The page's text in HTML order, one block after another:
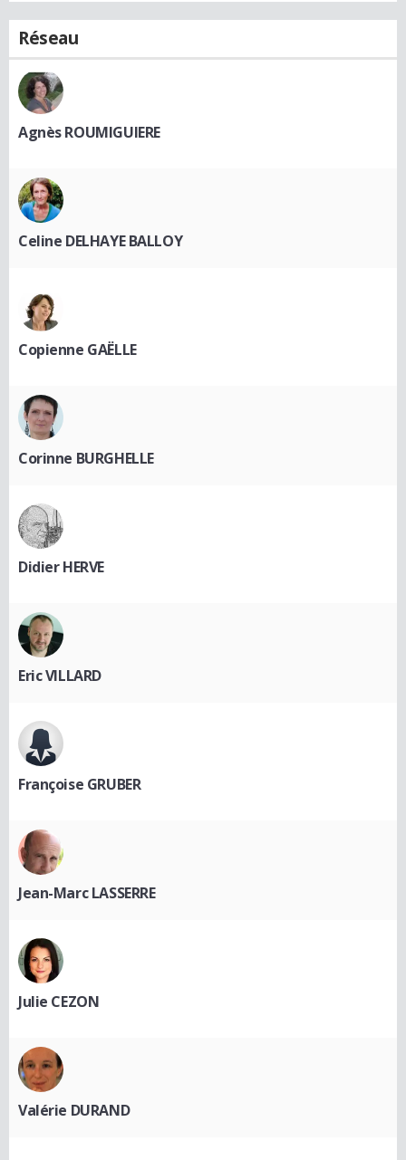
Réseau
Agnès ROUMIGUIERE
Celine DELHAYE BALLOY
Copienne GAËLLE
Corinne BURGHELLE
Didier HERVE
Eric VILLARD
Françoise GRUBER
Jean-Marc LASSERRE
Julie CEZON
Valérie DURAND